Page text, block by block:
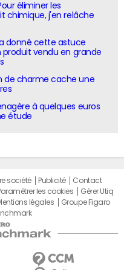
éliminer les
chimique, j'en relâche
donné cette astuce
vendu en grande
de charme cache une
à quelques euros
étude
société Publicité
Contact
les cookies
Gérer Utiq
légales
Groupe Figaro